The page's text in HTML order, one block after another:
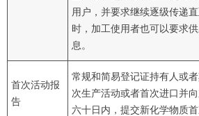
用户，并要求继续逐级传递
时，加工使用者也可以要求
息。
首次活动报
告
常规和简易登记证持有人或
次生产活动或者首次进口并
六十日内，提交新化学物质首